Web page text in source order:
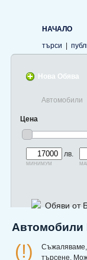
НАЧАЛО
търси
Нова Обява
Автомобили
Цена
лв.
минимум
Обяви от
Автомобили
(!)
търсене.